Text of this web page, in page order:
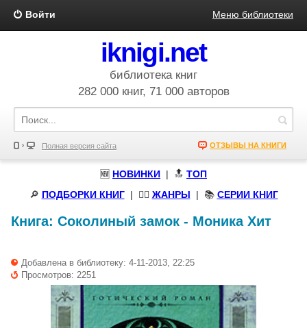
Войти Меню библиотеки
iknigi.net
библиотека книг
282 000 книг, 71 000 авторов
Полная версия сайта ОТЗЫВЫ НА КНИГИ
🆕 НОВИНКИ | 🔝 ТОП
🔎 ПОДБОРКИ КНИГ| 🧝‍♀️ ЖАНРЫ | 📚 СЕРИИ КНИГ
Книга: Соколиный замок - Моника Хит
Добавлена в библиотеку: 4-11-2013, 22:25
Просмотров: 2251